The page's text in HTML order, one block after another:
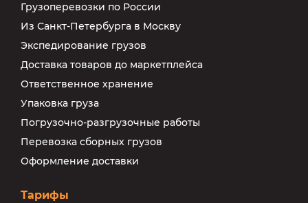
Грузоперевозки по России
Из Санкт-Петербурга в Москву
Экспедирование грузов
Доставка товаров до маркетплейса
Ответственное хранение
Упаковка груза
Погрузочно-разгрузочные работы
Перевозка сборных грузов
Оформление доставки
Тарифы